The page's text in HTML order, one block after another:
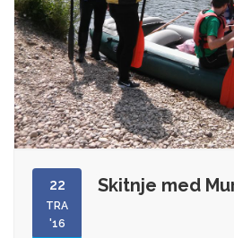
22
TRA
'16
Skitnje med